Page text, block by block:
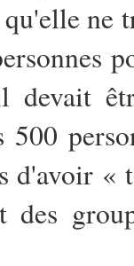
ne
devait
500
d'avoir
des